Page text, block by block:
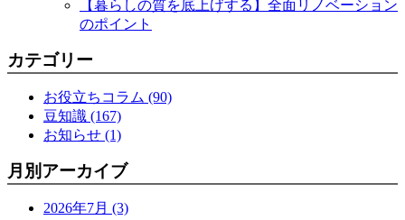
【暮らしの質を底上げする】全面リノベーション
のポイント
カテゴリー
お役立ちコラム (90)
豆知識 (167)
お知らせ (1)
月別アーカイブ
2026年7月 (3)